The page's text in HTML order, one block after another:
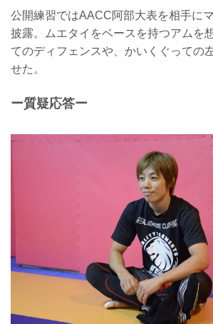
公開練習ではAACC阿部大表を相手に
披露。ムエタイをベースを持つアムを
てのディフェンスや、かいくぐっての
せた。
ー質疑応答ー